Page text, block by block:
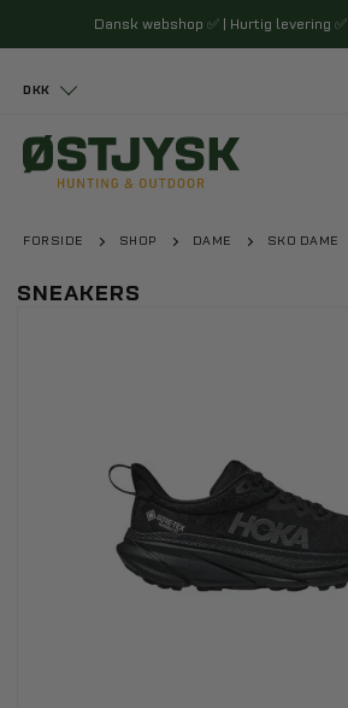
Dansk webshop ✅ | Hurtig levering ✅
DKK
FORSIDE SHOP DAME SKO DAME
SNEAKERS